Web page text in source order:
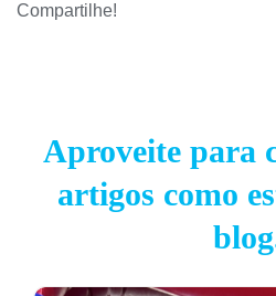
Compartilhe!
Aproveite para
artigos como